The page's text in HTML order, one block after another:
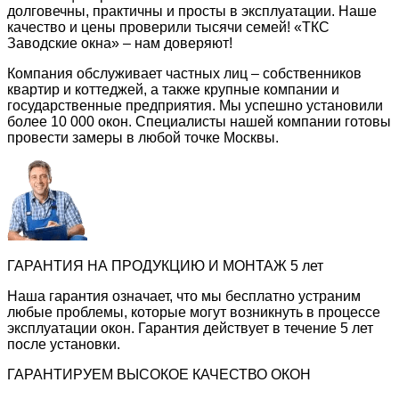
долговечны, практичны и просты в эксплуатации. Наше
качество и цены проверили тысячи семей! «ТКС
Заводские окна» – нам доверяют!
Компания обслуживает частных лиц – собственников
квартир и коттеджей, а также крупные компании и
государственные предприятия. Мы успешно установили
более 10 000 окон. Специалисты нашей компании готовы
провести замеры в любой точке Москвы.
ГАРАНТИЯ НА ПРОДУКЦИЮ И МОНТАЖ 5 лет
Наша гарантия означает, что мы бесплатно устраним
любые проблемы, которые могут возникнуть в процессе
эксплуатации окон. Гарантия действует в течение 5 лет
после установки.
ГАРАНТИРУЕМ ВЫСОКОЕ КАЧЕСТВО ОКОН